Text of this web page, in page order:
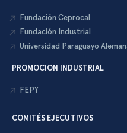
Fundación Ceprocal
Fundación Industrial
Universidad Paraguayo
PROMOCION INDUSTRIAL
FEPY
COMITÉS EJECUTIVOS